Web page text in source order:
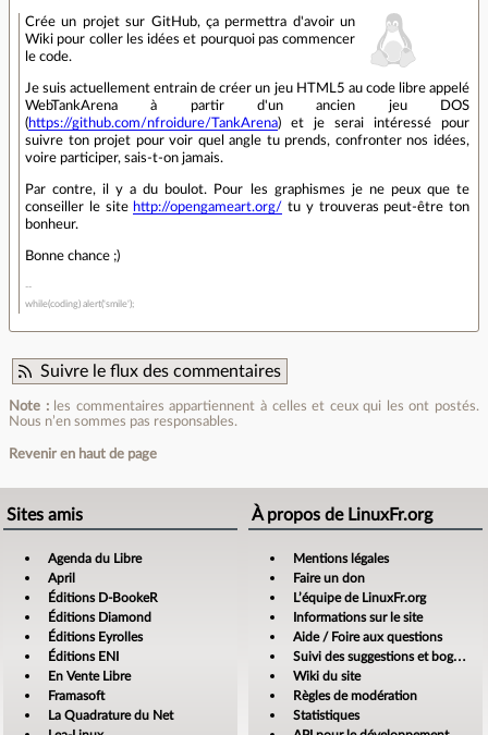
Crée un projet sur GitHub, ça permettra d'avoir un
Wiki pour coller les idées et pourquoi pas commencer
le code.
Je suis actuellement entrain de créer un jeu HTML5 au code libre appelé
WebTankArena à partir d'un ancien jeu DOS
(https://github.com/nfroidure/TankArena) et je serai intéressé pour
suivre ton projet pour voir quel angle tu prends, confronter nos idées,
voire participer, sais-t-on jamais.
Par contre, il y a du boulot. Pour les graphismes je ne peux que te
conseiller le site http://opengameart.org/ tu y trouveras peut-être ton
bonheur.
Bonne chance ;)
while(coding) alert('smile');
Suivre le flux des commentaires
Note :les commentaires appartiennent à celles et ceux qui les ont postés.
Nous n’en sommes pas responsables.
Revenir en haut de page
Sites amis
Agenda du Libre
April
Éditions D-BookeR
Éditions Diamond
Éditions Eyrolles
Éditions ENI
En Vente Libre
Framasoft
La Quadrature du Net
À propos de LinuxFr.org
Mentions légales
Faire un don
L’équipe de LinuxFr.org
Informations sur le site
Aide / Foire aux questions
Suivi des suggestions et bogues
Wiki du site
Règles de modération
Statistiques